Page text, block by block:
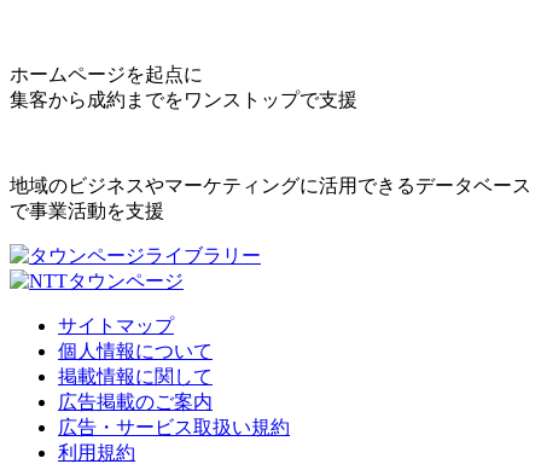
ホームページを起点に
集客から成約までをワンストップで支援
地域のビジネスやマーケティングに活用できるデータベース
で事業活動を支援
サイトマップ
個人情報について
掲載情報に関して
広告掲載のご案内
広告・サービス取扱い規約
利用規約